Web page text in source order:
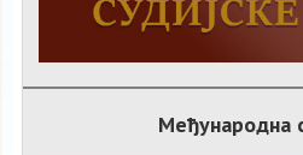
Међународна